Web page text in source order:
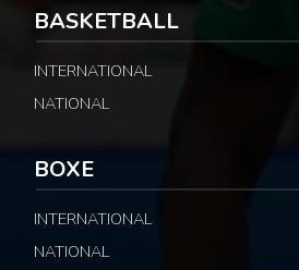
BASKETBALL
INTERNATIONAL
NATIONAL
BOXE
INTERNATIONAL
NATIONAL